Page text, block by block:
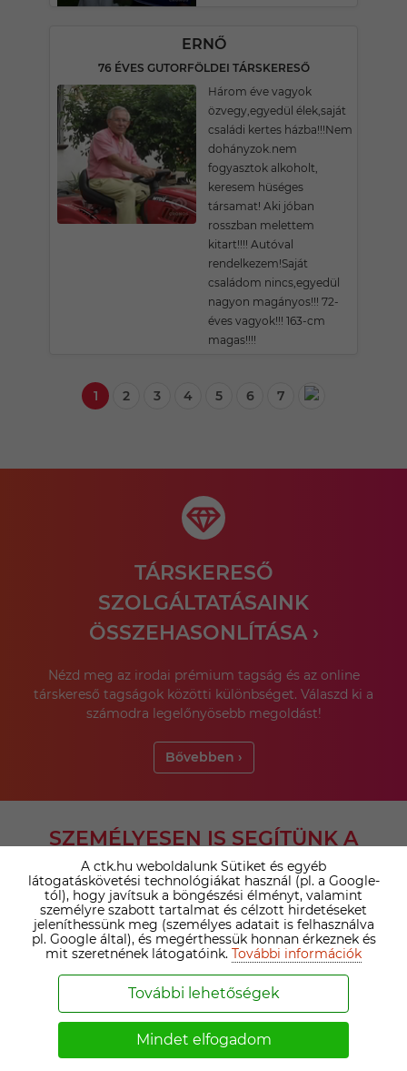
ERNŐ
76 ÉVES GUTORFÖLDEI TÁRSKERESŐ
Három éve vagyok
özvegy,egyedül élek,saját
családi kertes házba!!!Nem
dohányzok.nem
fogyasztok alkoholt,
keresem hüséges
társamat! Aki jóban
rosszban melettem
kitart!!!! Autóval
rendelkezem!Saját
családom nincs,egyedül
nagyon magányos!!! 72-
éves vagyok!!! 163-cm
magas!!!!
1 2 3 4 5 6 7
TÁRSKERESŐ
SZOLGÁLTATÁSAINK
ÖSSZEHASONLÍTÁSA ›
Nézd meg az irodai prémium tagság és az online
társkereső tagságok közötti különbséget. Válaszd ki a
számodra legelőnyösebb megoldást!
Bővebben ›
SZEMÉLYESEN IS SEGÍTÜNK A
PÁRVÁLASZTÁSBAN!
AZ IRODAI PRÉMIUM TAGSÁG ELŐNYEI
Minden prémium ügyfelünket személyesen
megismerjük, így biztosan a valós igényeid és
A ctk.hu weboldalunk Sütiket és egyéb
látogatáskövetési technológiákat használ (pl. a Google-
tól), hogy javítsuk a böngészési élményt, valamint
személyre szabott tartalmat és célzott hirdetéseket
jeleníthessünk meg (személyes adatait is felhasználva
pl. Google által), és megérthessük honnan érkeznek és
mit szeretnének látogatóink. További információk
További lehetőségek
Mindet elfogadom